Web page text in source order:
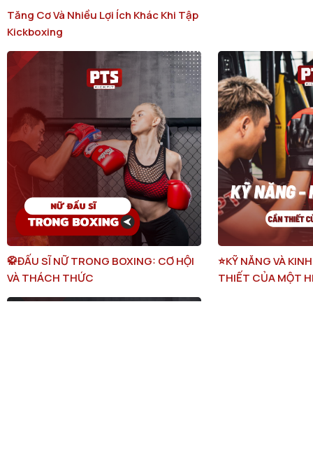
Tăng Cơ Và Nhiều Lợi Ích Khác Khi Tập
Kickboxing
🥋ĐẤU SĨ NỮ TRONG BOXING: CƠ HỘI
VÀ THÁCH THỨC
⭐️KỸ NĂNG VÀ
THIẾT CỦA MỘT